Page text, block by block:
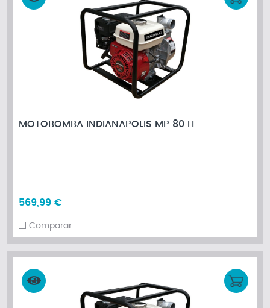
MOTOBOMBA INDIANAPOLIS MP 80 H
569,99 €
Comparar